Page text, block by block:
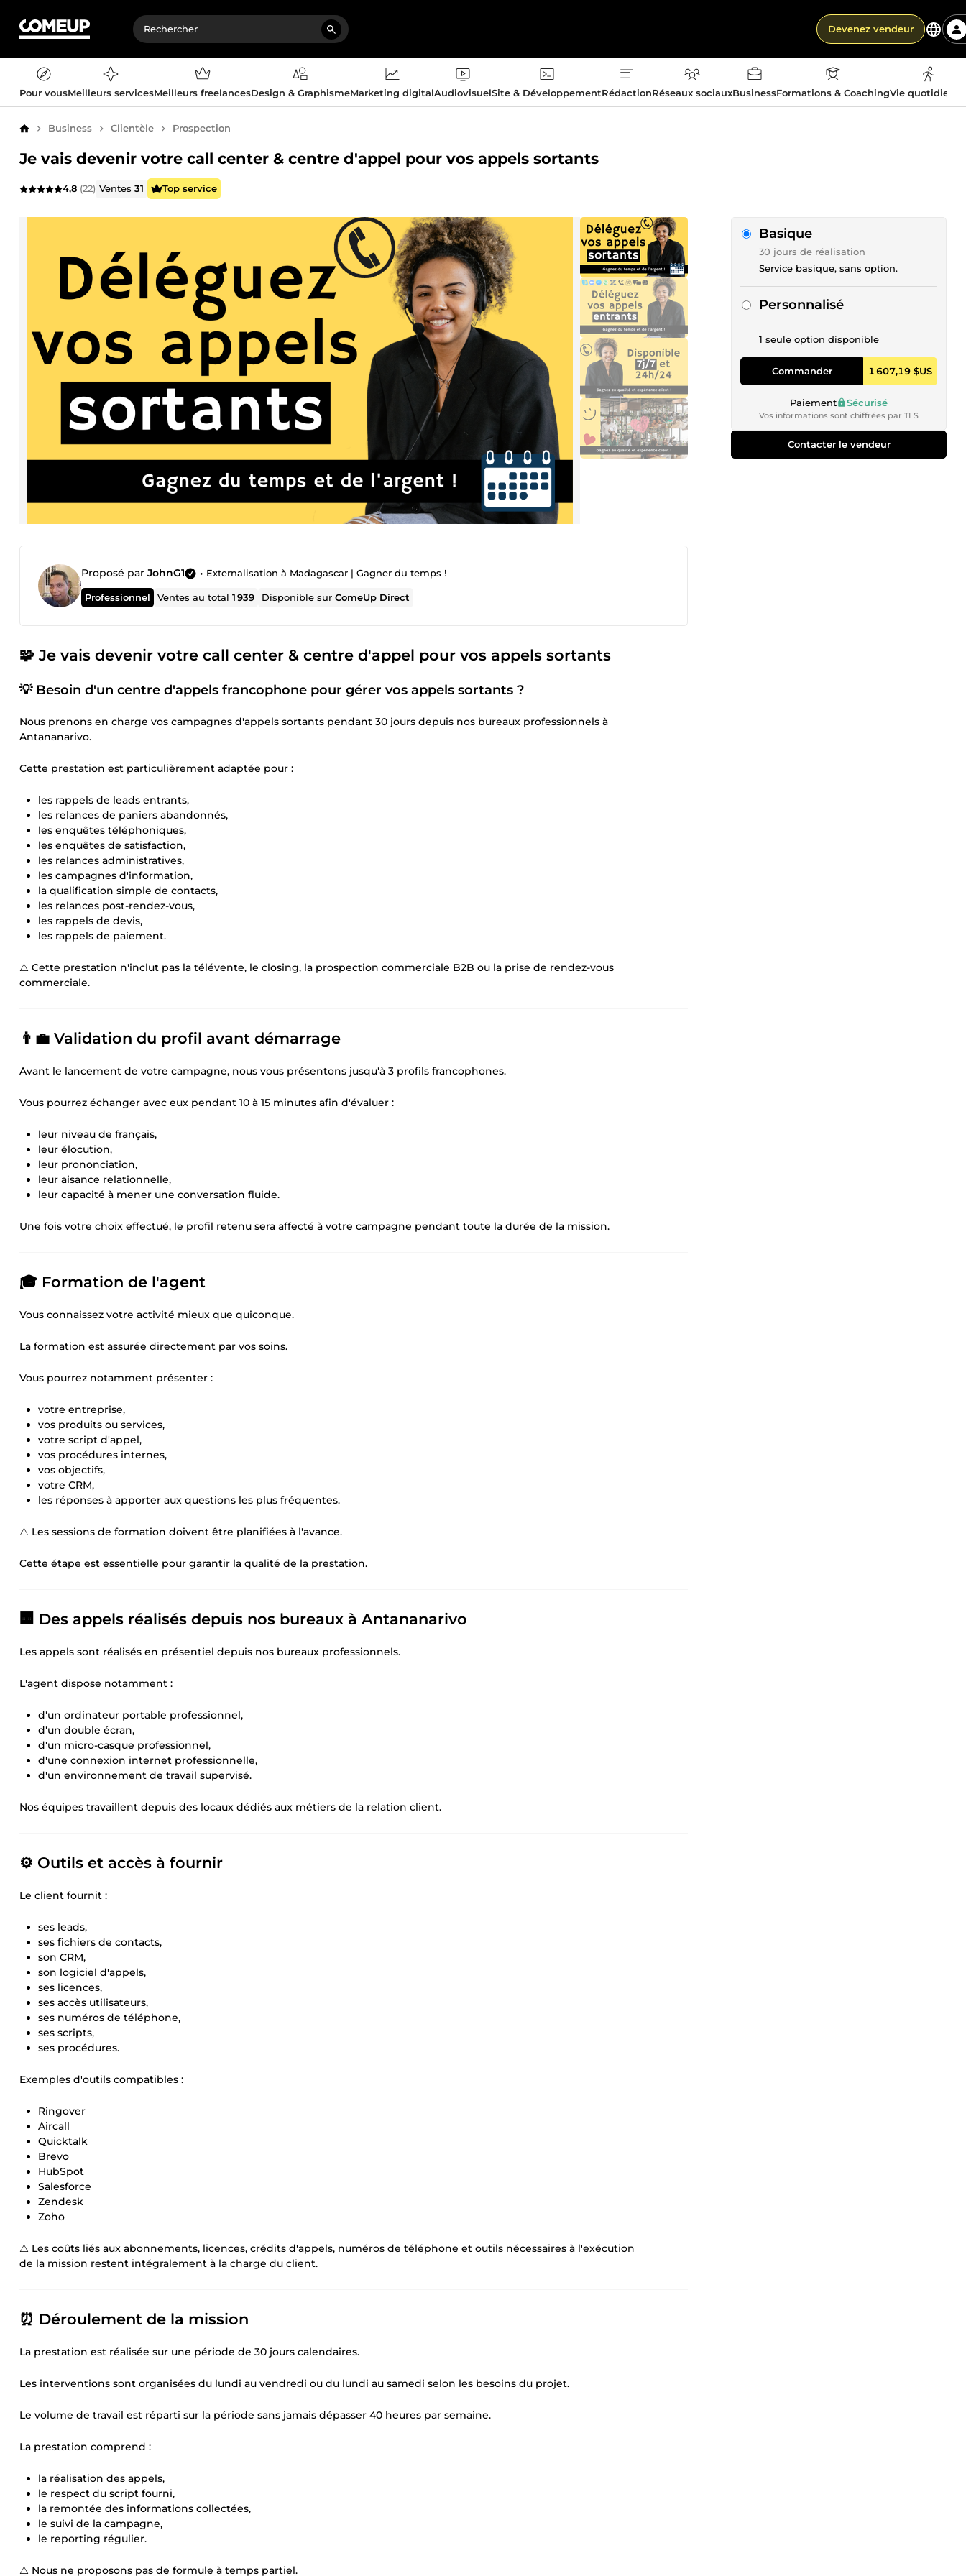
Devenez vendeur
Pour vousMeilleurs servicesMeilleurs freelancesDesign & GraphismeMarketing digitalAudiovisuelSite & DéveloppementRédactionRéseaux sociauxBusinessFormations & CoachingVie
AccueilBusiness Clientèle Prospection
Je vais devenir votre call center & centre d'appel pour vos appels sortants
4,8 (22) Ventes31 Top service
Proposé par JohnG1 • Externalisation à Madagascar | Gagner du temps !
Professionnel Ventes au total1 939 Disponible surComeUp Direct
🧩 Je vais devenir votre call center & centre d'appel pour vos appels sortants
💡 Besoin d'un centre d'appels francophone pour gérer vos appels sortants ?
Nous prenons en charge vos campagnes d'appels sortants pendant 30 jours depuis nos bureaux professionnels à
Antananarivo.
Cette prestation est particulièrement adaptée pour :
les rappels de leads entrants,
les relances de paniers abandonnés,
les enquêtes téléphoniques,
les enquêtes de satisfaction,
les relances administratives,
les campagnes d'information,
la qualification simple de contacts,
les relances post-rendez-vous,
les rappels de devis,
les rappels de paiement.
⚠️ Cette prestation n'inclut pas la télévente, le closing, la prospection commerciale B2B ou la prise de rendez-vous
commerciale.
👨💼 Validation du profil avant démarrage
Avant le lancement de votre campagne, nous vous présentons jusqu'à 3 profils francophones.
Vous pourrez échanger avec eux pendant 10 à 15 minutes afin d'évaluer :
leur niveau de français,
leur élocution,
leur prononciation,
leur aisance relationnelle,
leur capacité à mener une conversation fluide.
Une fois votre choix effectué, le profil retenu sera affecté à votre campagne pendant toute la durée de la mission.
🎓 Formation de l'agent
Vous connaissez votre activité mieux que quiconque.
La formation est assurée directement par vos soins.
Vous pourrez notamment présenter :
votre entreprise,
vos produits ou services,
votre script d'appel,
vos procédures internes,
vos objectifs,
votre CRM,
les réponses à apporter aux questions les plus fréquentes.
⚠️ Les sessions de formation doivent être planifiées à l'avance.
Cette étape est essentielle pour garantir la qualité de la prestation.
🏢 Des appels réalisés depuis nos bureaux à Antananarivo
Les appels sont réalisés en présentiel depuis nos bureaux professionnels.
L'agent dispose notamment :
d'un ordinateur portable professionnel,
d'un double écran,
d'un micro-casque professionnel,
d'une connexion internet professionnelle,
d'un environnement de travail supervisé.
Nos équipes travaillent depuis des locaux dédiés aux métiers de la relation client.
⚙️ Outils et accès à fournir
Le client fournit :
ses leads,
ses fichiers de contacts,
son CRM,
son logiciel d'appels,
ses licences,
ses accès utilisateurs,
ses numéros de téléphone,
ses scripts,
ses procédures.
Exemples d'outils compatibles :
Ringover
Aircall
Quicktalk
Brevo
HubSpot
Salesforce
Zendesk
Zoho
⚠️ Les coûts liés aux abonnements, licences, crédits d'appels, numéros de téléphone et outils nécessaires à l'exécution
de la mission restent intégralement à la charge du client.
⏰ Déroulement de la mission
La prestation est réalisée sur une période de 30 jours calendaires.
Les interventions sont organisées du lundi au vendredi ou du lundi au samedi selon les besoins du projet.
Le volume de travail est réparti sur la période sans jamais dépasser 40 heures par semaine.
La prestation comprend :
la réalisation des appels,
le respect du script fourni,
la remontée des informations collectées,
le suivi de la campagne,
le reporting régulier.
⚠️ Nous ne proposons pas de formule à temps partiel.
Basique
30 jours de réalisation
Service basique, sans option.
Personnalisé
1 seule option disponible
Commander 1 607,19 $US
Paiement Sécurisé
Vos informations sont chiffrées par TLS
Contacter le vendeur